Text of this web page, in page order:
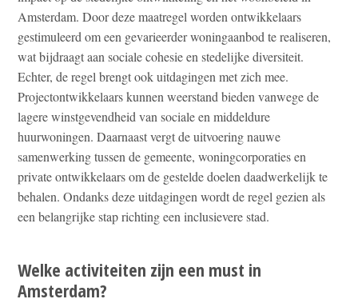
Amsterdam. Door deze maatregel worden ontwikkelaars
gestimuleerd om een gevarieerder woningaanbod te realiseren,
wat bijdraagt aan sociale cohesie en stedelijke diversiteit.
Echter, de regel brengt ook uitdagingen met zich mee.
Projectontwikkelaars kunnen weerstand bieden vanwege de
lagere winstgevendheid van sociale en middeldure
huurwoningen. Daarnaast vergt de uitvoering nauwe
samenwerking tussen de gemeente, woningcorporaties en
private ontwikkelaars om de gestelde doelen daadwerkelijk te
behalen. Ondanks deze uitdagingen wordt de regel gezien als
een belangrijke stap richting een inclusievere stad.
Welke activiteiten zijn een must in
Amsterdam?